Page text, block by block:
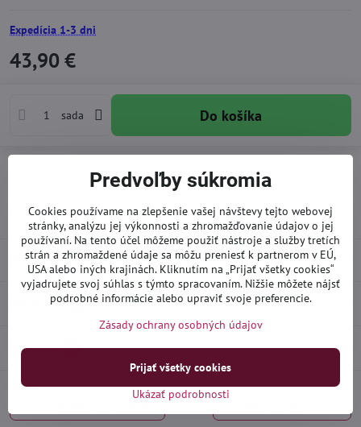
Expedícia 1-3 dni
43,90 €
sada Do košíka
Výrobca:Heko
Popis
Recenzie 0
Diskusia 0
Predvoľby súkromia
Cookies používame na zlepšenie vašej návštevy tejto webovej
stránky, analýzu jej výkonnosti a zhromažďovanie údajov o jej
používaní. Na tento účel môžeme použiť nástroje a služby tretích
strán a zhromaždené údaje sa môžu preniesť k partnerom v EÚ,
USA alebo iných krajinách. Kliknutím na „Prijať všetky cookies“
vyjadrujete svoj súhlas s týmto spracovaním. Nižšie môžete nájsť
podrobné informácie alebo upraviť svoje preferencie.
Zásady ochrany osobných údajov
Ukázať podrobnosti
Prijať všetky cookies